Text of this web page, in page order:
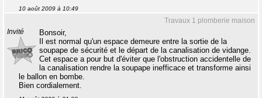
10 août 2009 à 10:49
Travaux 1 plomberie maison
Invité
Bonsoir,
Il est normal qu'un espace demeure entre la sortie de la
soupape de sécurité et le départ de la canalisation de vidange.
Cet espace a pour but d'éviter que l'obstruction accidentelle de
la canalisation rendre la soupape inefficace et transforme ainsi
le ballon en bombe.
Bien cordialement.